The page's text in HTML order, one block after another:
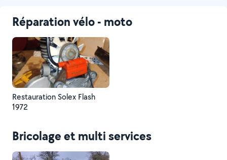
Réparation vélo - moto
Restauration Solex Flash
1972
Bricolage et multi services